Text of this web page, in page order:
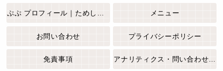
ぷぷ プロフィール｜ためしに全部やってみた メニュー
お問い合わせ プライバシーポリシー
免責事項